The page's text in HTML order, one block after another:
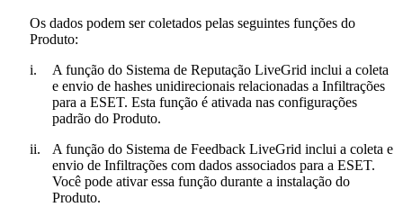
Os dados podem ser coletados pelas seguintes funções do
Produto:
i.
A função do Sistema de Reputação LiveGrid inclui a coleta
e envio de hashes unidirecionais relacionadas a Infiltrações
para a ESET. Esta função é ativada nas configurações
padrão do Produto.
ii.
A função do Sistema de Feedback LiveGrid inclui a coleta e
envio de Infiltrações com dados associados para a ESET.
Você pode ativar essa função durante a instalação do
Produto.